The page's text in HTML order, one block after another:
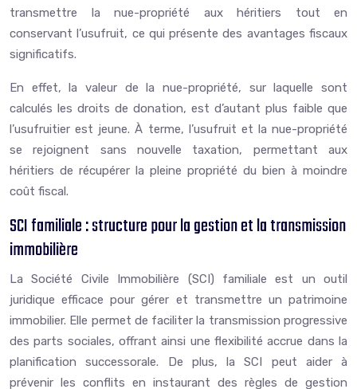
transmettre la nue-propriété aux héritiers tout en
conservant l’usufruit, ce qui présente des avantages fiscaux
significatifs.
En effet, la valeur de la nue-propriété, sur laquelle sont
calculés les droits de donation, est d’autant plus faible que
l’usufruitier est jeune. À terme, l’usufruit et la nue-propriété
se rejoignent sans nouvelle taxation, permettant aux
héritiers de récupérer la pleine propriété du bien à moindre
coût fiscal.
SCI familiale : structure pour la gestion et la transmission
immobilière
La Société Civile Immobilière (SCI) familiale est un outil
juridique efficace pour gérer et transmettre un patrimoine
immobilier. Elle permet de faciliter la transmission progressive
des parts sociales, offrant ainsi une flexibilité accrue dans la
planification successorale. De plus, la SCI peut aider à
prévenir les conflits en instaurant des règles de gestion